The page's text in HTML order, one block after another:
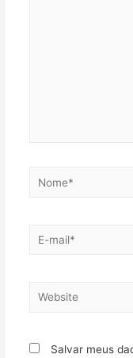
Salvar meus